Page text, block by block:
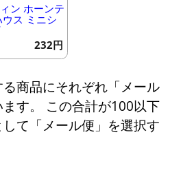
ン ホーンテ
ウス ミニシ
232円
商品にそれぞれ「メール
す。 この合計が100以下
て「メール便」を選択す